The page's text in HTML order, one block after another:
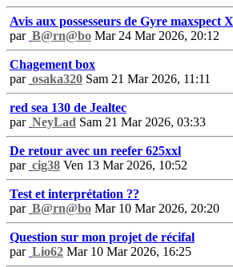
Avis aux possesseurs de Gyre maxspect
par B@rn@bo Mar 24 Mar 2026, 20:12
Chagement box
par osaka320 Sam 21 Mar 2026, 11:11
red sea 130 de Jealtec
par NeyLad Sam 21 Mar 2026, 03:33
De retour avec un reefer 625xxl
par cig38 Ven 13 Mar 2026, 10:52
Test et interprétation ??
par B@rn@bo Mar 10 Mar 2026, 20:20
Question sur mon projet de récifal
par Lio62 Mar 10 Mar 2026, 16:25